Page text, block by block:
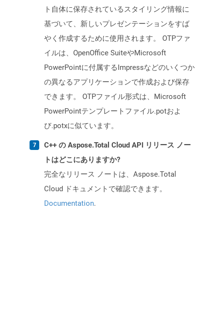
ト自体に保存されているスタイリング情報に
基づいて、新しいプレゼンテーションをすば
やく作成するために使用されます。 OTPファ
イルは、OpenOffice SuiteやMicrosoft
PowerPointに付属するImpressなどのいくつか
の異なるアプリケーションで作成および保存
できます。 OTPファイル形式は、Microsoft
PowerPointテンプレートファイル.potおよ
び.potxに似ています。
C++ の Aspose.Total Cloud API リリース ノー
トはどこにありますか?
完全なリリース ノートは、Aspose.Total
Cloud ドキュメントで確認できます。
Documentation.